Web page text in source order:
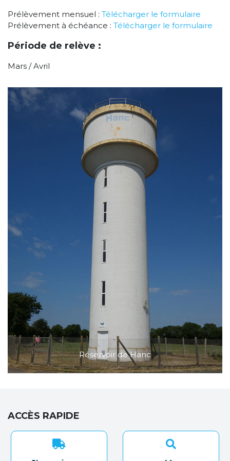
Prélèvement mensuel : Télécharger le formulaire
Prélèvement à échéance : Télécharger le formulaire
Période de relève :
Mars / Avril
Réservoir de Hanc
ACCÈS RAPIDE